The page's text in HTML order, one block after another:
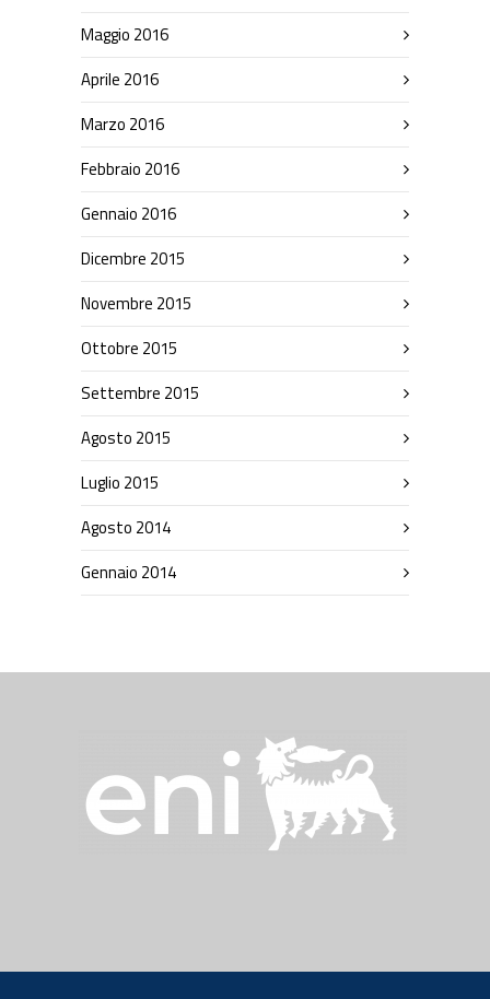
Maggio 2016
Aprile 2016
Marzo 2016
Febbraio 2016
Gennaio 2016
Dicembre 2015
Novembre 2015
Ottobre 2015
Settembre 2015
Agosto 2015
Luglio 2015
Agosto 2014
Gennaio 2014